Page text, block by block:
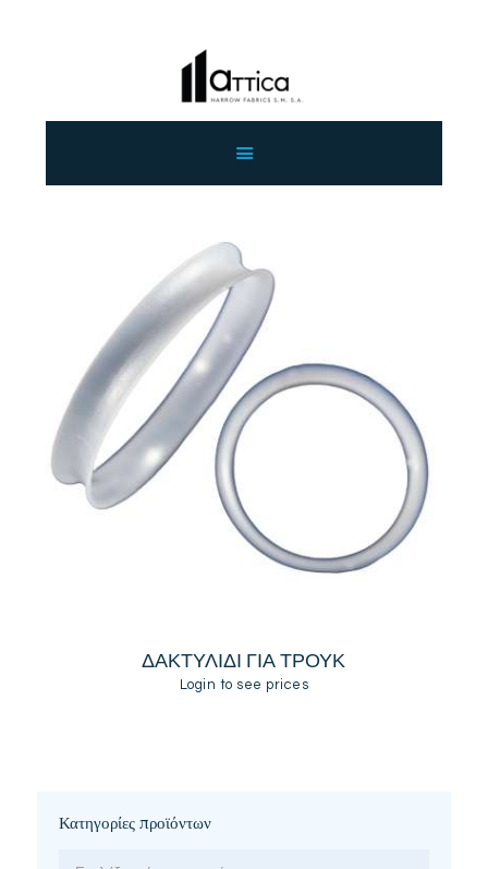
ΕΠΙΚΟΙΝΩΝΙΑ
ΧΟΝΔΡΙΚΗ
ΕΛΛΗΝΙΚΆ
ΔΑΚΤΥΛΙΔΙ ΓΙΑ ΤΡΟΥΚ
Login to see prices
Κατηγορίες προϊόντων